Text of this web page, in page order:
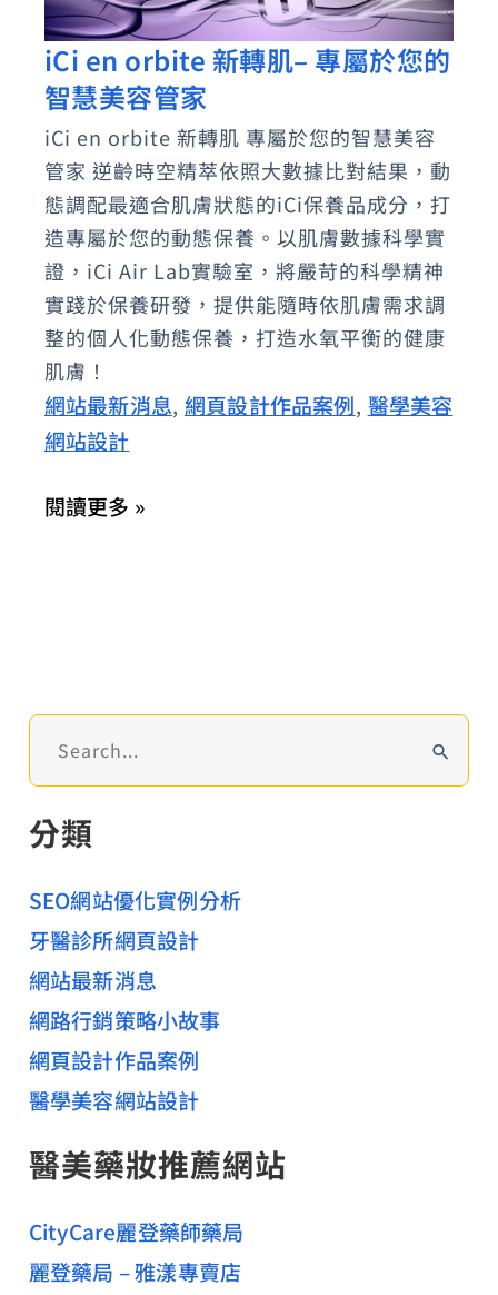
iCi en orbite 新轉肌– 專屬於您的
智慧美容管家
iCi en orbite 新轉肌 專屬於您的智慧美容
管家 逆齡時空精萃依照大數據比對結果，動
態調配最適合肌膚狀態的iCi保養品成分，打
造專屬於您的動態保養。以肌膚數據科學實
證，iCi Air Lab實驗室，將嚴苛的科學精神
實踐於保養研發，提供能隨時依肌膚需求調
整的個人化動態保養，打造水氧平衡的健康
肌膚！
網站最新消息, 網頁設計作品案例, 醫學美容
網站設計
iCi
en
orbite
新
轉
肌
–
專
屬
於
您
的
慧
閱讀更多 »
尋
鍵
:
分類
SEO網站優化實例分析
牙醫診所網頁設計
網站最新消息
網路行銷策略小故事
網頁設計作品案例
醫學美容網站設計
醫美藥妝推薦網站
CityCare麗登藥師藥局
麗登藥局 – 雅漾專賣店